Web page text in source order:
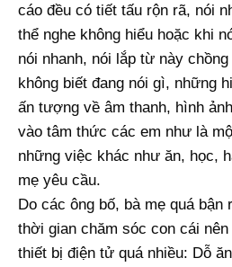
cáo đều có tiết tấu rộn rã, nói
thể nghe không hiểu hoặc khi
nói nhanh, nói lắp từ này
không biết đang nói gì, những
ấn tượng về âm thanh, hình
vào tâm thức các em như là
những việc khác như ăn, học,
mẹ yêu cầu.
Do các ông bố, bà mẹ quá bận
thời gian chăm sóc con cái
thiết bị điện tử quá nhiều: Dỗ